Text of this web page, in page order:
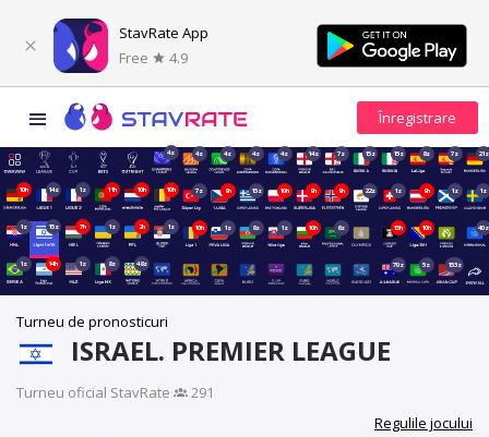
StavRate App
Free
4.9
4z 4z 4z 4z 4z 14z 7z 15z 15z 8z 7z 21z
10h 14z 1z 11h 10h 10h 7z 9h 15z 10h 9h 9h 22z 1z 9h 1z 1z
1z 15z 7h 1z 2h 1z 10h 1z 8z 1z 10h 6z 15h 10h 40z
1z 14h 1z 8z 48z 70z 5z 153z
Turneu de pronosticuri
ISRAEL. PREMIER LEAGUE
Turneu oficial StavRate·
291
Regulile jocului